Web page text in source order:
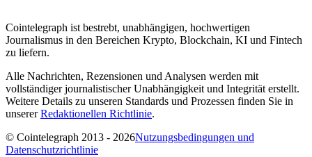
Cointelegraph ist bestrebt, unabhängigen, hochwertigen
Journalismus in den Bereichen Krypto, Blockchain, KI und Fintech
zu liefern.
Alle Nachrichten, Rezensionen und Analysen werden mit
vollständiger journalistischer Unabhängigkeit und Integrität erstellt.
Weitere Details zu unseren Standards und Prozessen finden Sie in
unsererRedaktionellen Richtlinie.
© Cointelegraph 2013 - 2026Nutzungsbedingungen und
Datenschutzrichtlinie